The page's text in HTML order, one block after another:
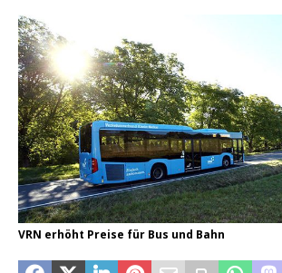
VRN erhöht Preise für Bus und Bahn